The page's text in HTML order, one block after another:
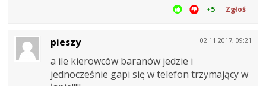
+5 Zgłoś
02.11.2017, 09:21
pieszy
a ile kierowców baranów jedzie i
jednocześnie gapi się w telefon trzymający w